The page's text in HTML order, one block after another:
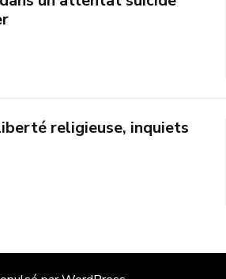
religieuse, inquiets